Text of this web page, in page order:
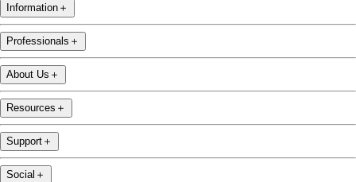
Information ＋
Professionals ＋
About Us ＋
Resources ＋
Support ＋
Social ＋